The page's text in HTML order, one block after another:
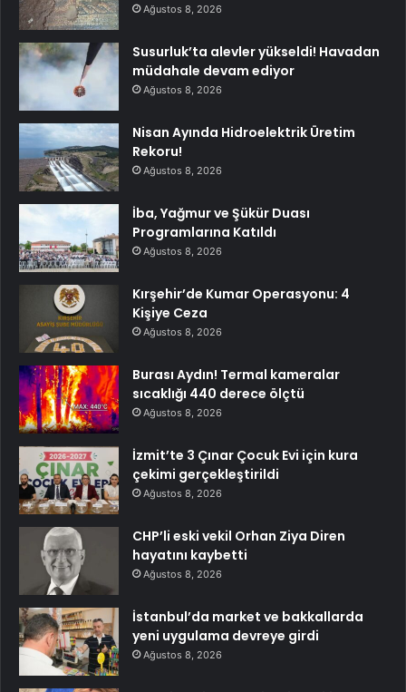
Ağustos 8, 2026
Susurluk’ta alevler yükseldi! Havadan
müdahale devam ediyor
Ağustos 8, 2026
Nisan Ayında Hidroelektrik Üretim
Rekoru!
Ağustos 8, 2026
İba, Yağmur ve Şükür Duası
Programlarına Katıldı
Ağustos 8, 2026
Kırşehir’de Kumar Operasyonu: 4
Kişiye Ceza
Ağustos 8, 2026
Burası Aydın! Termal kameralar
sıcaklığı 440 derece ölçtü
Ağustos 8, 2026
İzmit’te 3 Çınar Çocuk Evi için kura
çekimi gerçekleştirildi
Ağustos 8, 2026
CHP’li eski vekil Orhan Ziya Diren
hayatını kaybetti
Ağustos 8, 2026
İstanbul’da market ve bakkallarda
yeni uygulama devreye girdi
Ağustos 8, 2026